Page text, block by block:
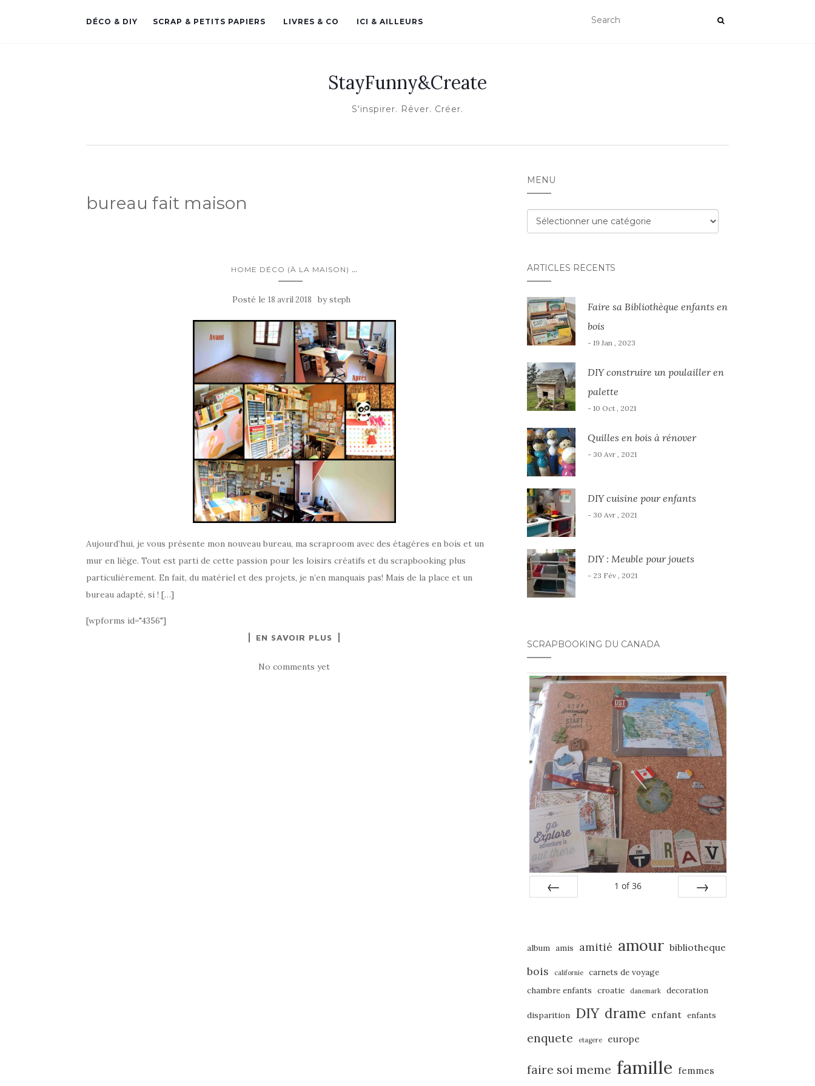
DÉCO & DIY SCRAP & PETITS PAPIERS LIVRES & CO ICI & AILLEURS
StayFunny&Create
S'inspirer. Rêver. Créer.
bureau fait maison
HOME DÉCO (À LA MAISON) ...
Posté le 18 avril 2018 bysteph
Aujourd’hui, je vous présente mon nouveau bureau, ma scraproom avec des étagères en bois et un
mur en liège. Tout est parti de cette passion pour les loisirs créatifs et du scrapbooking plus
particulièrement. En fait, du matériel et des projets, je n’en manquais pas! Mais de la place et un
bureau adapté, si ! […]
[wpforms id="4356"]
EN SAVOIR PLUS
No comments yet
MENU
Menu
ARTICLES RÉCENTS
Faire sa Bibliothèque enfants en
bois
- 19 Jan , 2023
DIY construire un poulailler en
palette
- 10 Oct , 2021
Quilles en bois à rénover
- 30 Avr , 2021
DIY cuisine pour enfants
- 30 Avr , 2021
DIY : Meuble pour jouets
- 23 Fév , 2021
SCRAPBOOKING DU CANADA
1 of 36
album amis amitié amour bibliotheque
bois californie
carnets de voyage
chambre enfants croatie danemark decoration
disparition DIY drame enfant enfants
enquete etagere europe
faire soi meme famille femmes